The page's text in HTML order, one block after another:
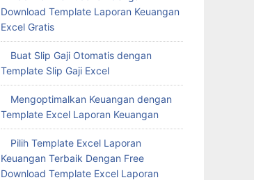
Download Template Laporan Keuangan
Excel Gratis
Buat Slip Gaji Otomatis dengan
Template Slip Gaji Excel
Mengoptimalkan Keuangan dengan
Template Excel Laporan Keuangan
Pilih Template Excel Laporan
Keuangan Terbaik Dengan Free
Download Template Excel Laporan